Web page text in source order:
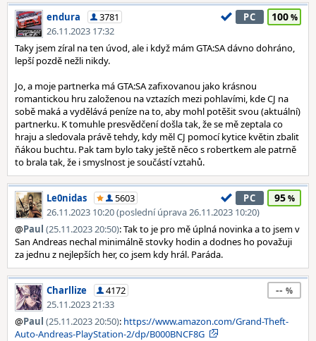
endura
3781
26.11.2023 17:32
PC 100
Taky jsem zíral na ten úvod, ale i když mám GTA:SA dávno dohráno,
lepší pozdě nežli nikdy.
Jo, a moje partnerka má GTA:SA zafixovanou jako krásnou
romantickou hru založenou na vztazích mezi pohlavími, kde CJ na
sobě maká a vydělává peníze na to, aby mohl potěšit svou (aktuální)
partnerku. K tomuhle presvědčení došla tak, že se mě zeptala co
hraju a sledovala právě tehdy, kdy měl CJ pomocí kytice květin zbalit
ňákou buchtu. Pak tam bylo taky ještě něco s robertkem ale patrně
to brala tak, že i smyslnost je součástí vztahů.
Le0nidas
5603
26.11.2023 10:20 (poslední úprava 26.11.2023 10:20)
PC 95
@Paul (25.11.2023 20:50): Tak to je pro mě úplná novinka a to jsem v
San Andreas nechal minimálně stovky hodin a dodnes ho považuji
za jednu z nejlepších her, co jsem kdy hrál. Paráda.
Charllize
4172
25.11.2023 21:33
--
@Paul (25.11.2023 20:50): https://www.amazon.com/Grand-Theft-
Auto-Andreas-PlayStation-2/dp/B000BNCF8G